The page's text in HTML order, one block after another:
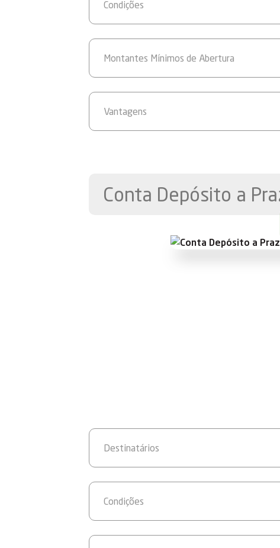
Condições
Montantes Mínimos de Abertura
Vantagens
Conta Depósito a
Destinatários
Condições